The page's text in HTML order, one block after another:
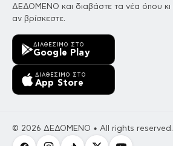
ΔΕΔΟΜΕΝΟ και διαβάστε τα νέα όπου κι
αν βρίσκεστε.
ΔΙΑΘΈΣΙΜΟ ΣΤΟ
Google Play
ΔΙΑΘΈΣΙΜΟ ΣΤΟ
App Store
© 2026 ΔΕΔΟΜΕΝΟ • All rights reserved.